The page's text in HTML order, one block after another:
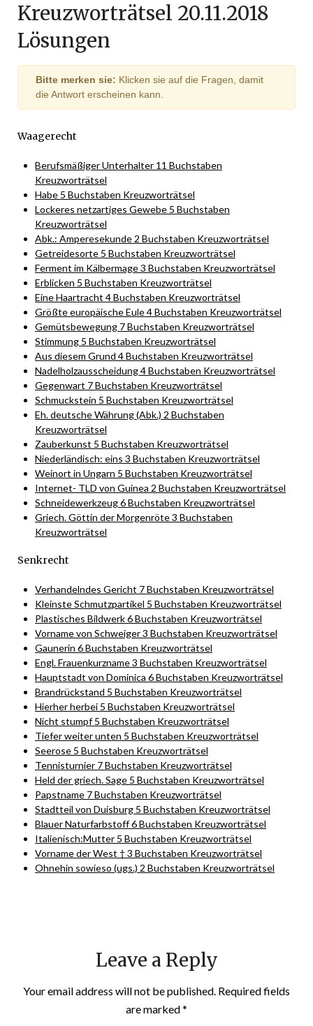
Kreuzworträtsel 20.11.2018
Lösungen
Bitte merken sie: Klicken sie auf die Fragen, damit
die Antwort erscheinen kann.
Waagerecht
Berufsmäßiger Unterhalter 11 Buchstaben
Kreuzworträtsel
Habe 5 Buchstaben Kreuzworträtsel
Lockeres netzartiges Gewebe 5 Buchstaben
Kreuzworträtsel
Abk.: Amperesekunde 2 Buchstaben Kreuzworträtsel
Getreidesorte 5 Buchstaben Kreuzworträtsel
Ferment im Kälbermage 3 Buchstaben Kreuzworträtsel
Erblicken 5 Buchstaben Kreuzworträtsel
Eine Haartracht 4 Buchstaben Kreuzworträtsel
Größte europäische Eule 4 Buchstaben Kreuzworträtsel
Gemütsbewegung 7 Buchstaben Kreuzworträtsel
Stimmung 5 Buchstaben Kreuzworträtsel
Aus diesem Grund 4 Buchstaben Kreuzworträtsel
Nadelholzausscheidung 4 Buchstaben Kreuzworträtsel
Gegenwart 7 Buchstaben Kreuzworträtsel
Schmuckstein 5 Buchstaben Kreuzworträtsel
Eh. deutsche Währung (Abk.) 2 Buchstaben
Kreuzworträtsel
Zauberkunst 5 Buchstaben Kreuzworträtsel
Niederländisch: eins 3 Buchstaben Kreuzworträtsel
Weinort in Ungarn 5 Buchstaben Kreuzworträtsel
Internet- TLD von Guinea 2 Buchstaben Kreuzworträtsel
Schneidewerkzeug 6 Buchstaben Kreuzworträtsel
Griech. Göttin der Morgenröte 3 Buchstaben
Kreuzworträtsel
Senkrecht
Verhandelndes Gericht 7 Buchstaben Kreuzworträtsel
Kleinste Schmutzpartikel 5 Buchstaben Kreuzworträtsel
Plastisches Bildwerk 6 Buchstaben Kreuzworträtsel
Vorname von Schweiger 3 Buchstaben Kreuzworträtsel
Gaunerin 6 Buchstaben Kreuzworträtsel
Engl. Frauenkurzname 3 Buchstaben Kreuzworträtsel
Hauptstadt von Dominica 6 Buchstaben Kreuzworträtsel
Brandrückstand 5 Buchstaben Kreuzworträtsel
Hierher herbei 5 Buchstaben Kreuzworträtsel
Nicht stumpf 5 Buchstaben Kreuzworträtsel
Tiefer weiter unten 5 Buchstaben Kreuzworträtsel
Seerose 5 Buchstaben Kreuzworträtsel
Tennisturnier 7 Buchstaben Kreuzworträtsel
Held der griech. Sage 5 Buchstaben Kreuzworträtsel
Papstname 7 Buchstaben Kreuzworträtsel
Stadtteil von Duisburg 5 Buchstaben Kreuzworträtsel
Blauer Naturfarbstoff 6 Buchstaben Kreuzworträtsel
Italienisch:Mutter 5 Buchstaben Kreuzworträtsel
Vorname der West † 3 Buchstaben Kreuzworträtsel
Ohnehin sowieso (ugs.) 2 Buchstaben Kreuzworträtsel
Leave a Reply
Your email address will not be published. Required fields
are marked*